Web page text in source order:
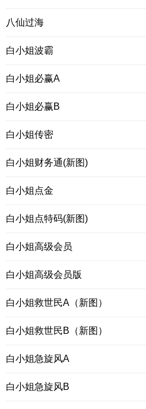
八仙过海
白小姐波霸
白小姐必赢A
白小姐必赢B
白小姐传密
白小姐财务通(新图)
白小姐点金
白小姐点特码(新图)
白小姐高级会员
白小姐高级会员版
白小姐救世民A（新图）
白小姐救世民B（新图）
白小姐急旋风A
白小姐急旋风B